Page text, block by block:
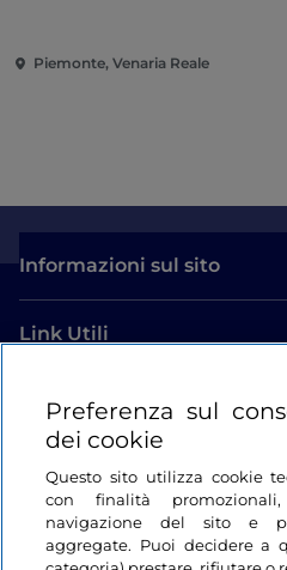
Piemonte, Venaria Reale
Informazioni sul sito
Link Utili
Login
Restiamo in contatto
Preferenza sul
dei cookie
Questo sito utilizza cookie
con finalità
navigazione del sito e
aggregate. Puoi decidere a